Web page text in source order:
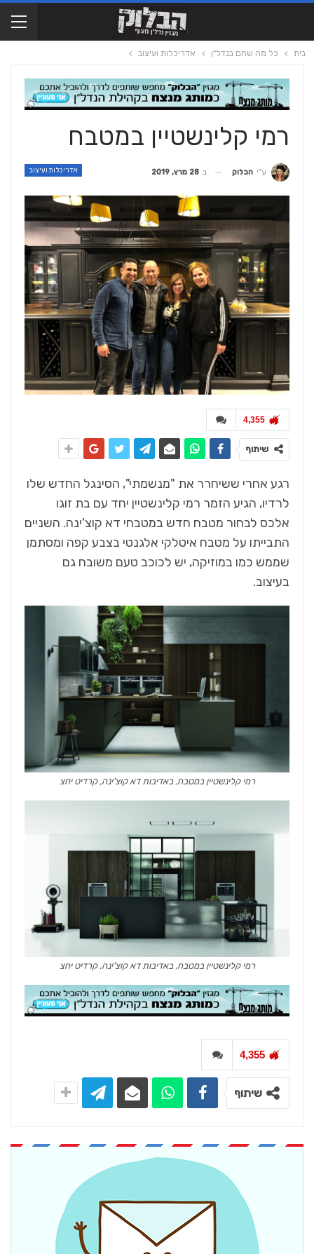
בית כל מה שחם בנדל"ן אדריכלות ועיצוב
רמי קלינשטיין במטבח
אדריכלות ועיצוב ע"י הבלוק ב 28 מרץ, 2019
4,355
שיתוף
רגע אחרי ששיחרר את "מנשמתי", הסינגל החדש שלו
לרדיו, הגיע הזמר רמי קלינשטיין יחד עם בת זוגו
אלכס לבחור מטבח חדש במטבחי דא קוצ'ינה. השניים
התבייתו על מטבח איטלקי אלגנטי בצבע קפה ומסתמן
שממש כמו במוזיקה, יש לכוכב טעם משובח גם
בעיצוב.
רמי קלינשטיין במטבח, באדיבות דא קוצ'ינה, קרדיט יחצ
רמי קלינשטיין במטבח, באדיבות דא קוצ'ינה, קרדיט יחצ
4,355
שיתוף